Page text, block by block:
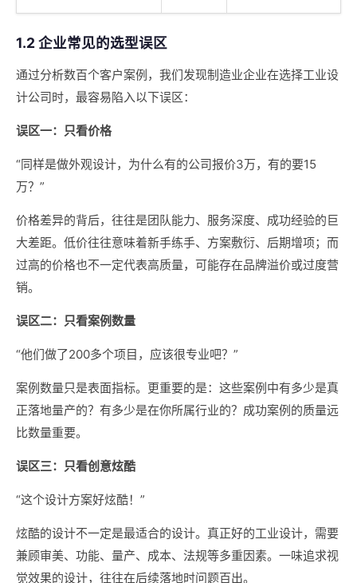
1.2 企业常见的选型误区
通过分析数百个客户案例，我们发现制造业企业在选择工业设
计公司时，最容易陷入以下误区：
误区一：只看价格
“同样是做外观设计，为什么有的公司报价3万，有的要15
万？”
价格差异的背后，往往是团队能力、服务深度、成功经验的巨
大差距。低价往往意味着新手练手、方案敷衍、后期增项；而
过高的价格也不一定代表高质量，可能存在品牌溢价或过度营
销。
误区二：只看案例数量
“他们做了200多个项目，应该很专业吧？”
案例数量只是表面指标。更重要的是：这些案例中有多少是真
正落地量产的？有多少是在你所属行业的？成功案例的质量远
比数量重要。
误区三：只看创意炫酷
“这个设计方案好炫酷！”
炫酷的设计不一定是最适合的设计。真正好的工业设计，需要
兼顾审美、功能、量产、成本、法规等多重因素。一味追求视
觉效果的设计，往往在后续落地时问题百出。